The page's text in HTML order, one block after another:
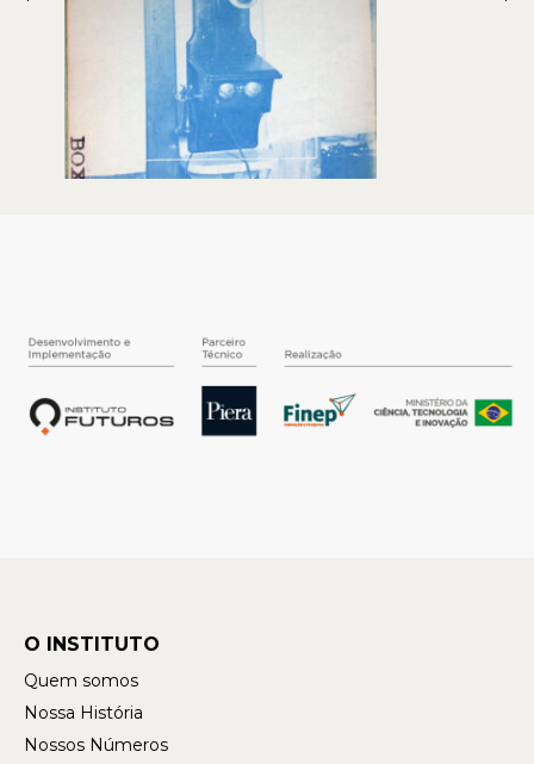
O INSTITUTO
Quem somos
Nossa História
Nossos Números